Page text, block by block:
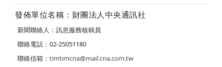
發佈單位名稱：財團法人中央通訊社
新聞聯絡人：訊息服務核稿員
聯絡電話：02-25051180
聯絡信箱： timtimcna@mail.cna.com.tw